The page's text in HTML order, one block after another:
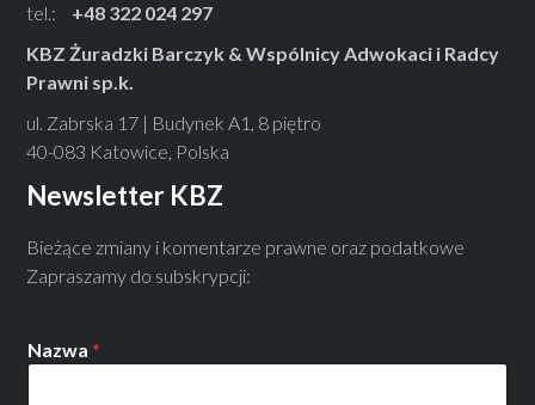
tel.:
+48 322 024 297
KBZ Żuradzki Barczyk & Wspólnicy Adwokaci i Radcy
Prawni sp.k.
ul. Zabrska 17 | Budynek A1, 8 piętro
40-083 Katowice, Polska
Newsletter KBZ
Bieżące zmiany i komentarze prawne oraz podatkowe
Zapraszamy do subskrypcji:
Nazwa*